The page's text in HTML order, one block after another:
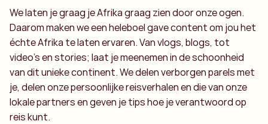
We laten je graag je Afrika graag zien door onze ogen.
Daarom maken we een heleboel gave content om jou het
échte Afrika te laten ervaren. Van vlogs, blogs, tot
video’s en stories; laat je meenemen in de schoonheid
van dit unieke continent. We delen verborgen parels met
je, delen onze persoonlijke reisverhalen en die van onze
lokale partners en geven je tips hoe je verantwoord op
reis kunt.